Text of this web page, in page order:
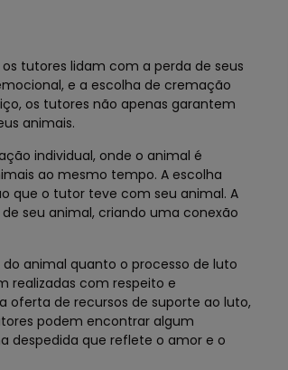
tutores lidam com a perda de seus
e a escolha de cremação
os tutores não apenas garantem
animais.
individual, onde o animal é
ao mesmo tempo. A escolha
que o tutor teve com seu animal. A
seu animal, criando uma conexão
animal quanto o processo de luto
realizadas com respeito e
oferta de recursos de suporte ao luto,
podem encontrar algum
despedida que reflete o amor e o